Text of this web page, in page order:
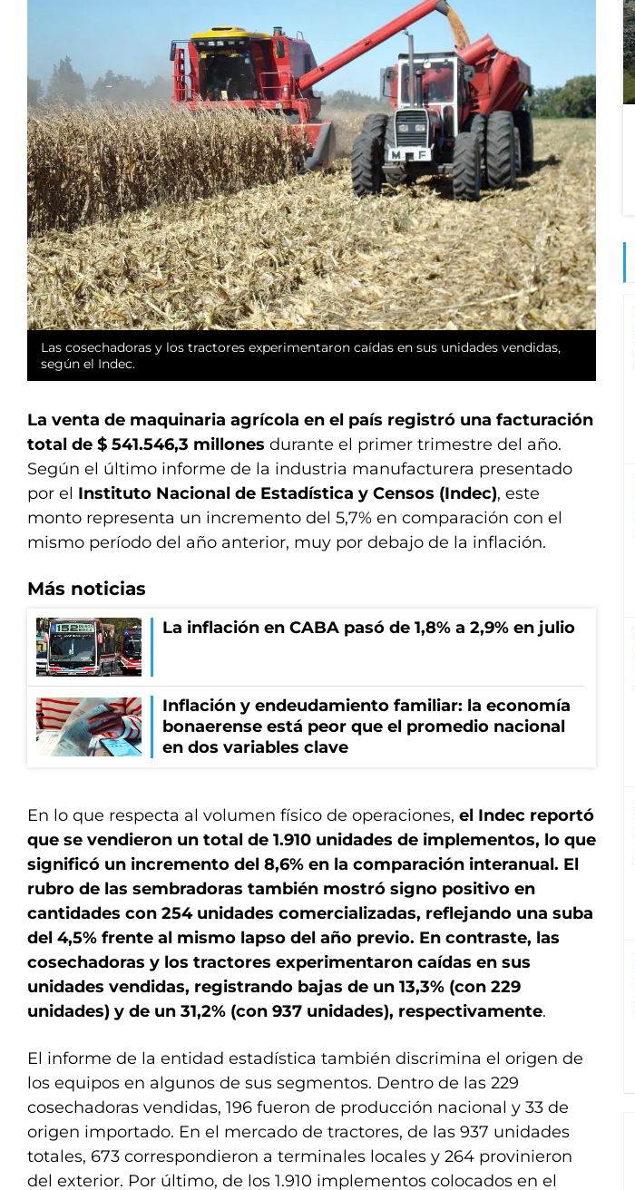
Las cosechadoras y los tractores experimentaron caídas en sus unidades vendidas,
según el Indec.
La venta de maquinaria agrícola en el país registró una facturación
total de $ 541.546,3 millones durante el primer trimestre del año.
Según el último informe de la industria manufacturera presentado
por el Instituto Nacional de Estadística y Censos (Indec), este
monto representa un incremento del 5,7% en comparación con el
mismo período del año anterior, muy por debajo de la inflación.
Más noticias
La inflación en CABA pasó de 1,8% a 2,9% en julio
Inflación y endeudamiento familiar: la economía
bonaerense está peor que el promedio nacional
en dos variables clave
En lo que respecta al volumen físico de operaciones, el Indec reportó
que se vendieron un total de 1.910 unidades de implementos, lo que
significó un incremento del 8,6% en la comparación interanual. El
rubro de las sembradoras también mostró signo positivo en
cantidades con 254 unidades comercializadas, reflejando una suba
del 4,5% frente al mismo lapso del año previo. En contraste, las
cosechadoras y los tractores experimentaron caídas en sus
unidades vendidas, registrando bajas de un 13,3% (con 229
unidades) y de un 31,2% (con 937 unidades), respectivamente.
El informe de la entidad estadística también discrimina el origen de
los equipos en algunos de sus segmentos. Dentro de las 229
cosechadoras vendidas, 196 fueron de producción nacional y 33 de
origen importado. En el mercado de tractores, de las 937 unidades
totales, 673 correspondieron a terminales locales y 264 provinieron
del exterior. Por último, de los 1.910 implementos colocados en el